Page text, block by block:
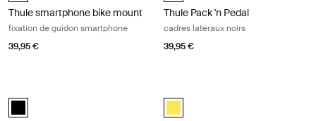
Thule smartphone bike mount
fixation de guidon smartphone
39,95 €
Thule Pack 'n Pedal
cadres latéraux noirs
39,95 €
Thule Pack 'n Pedal rail extender kit Noir (selected)Thule Pack 'n Pedal pannier rain